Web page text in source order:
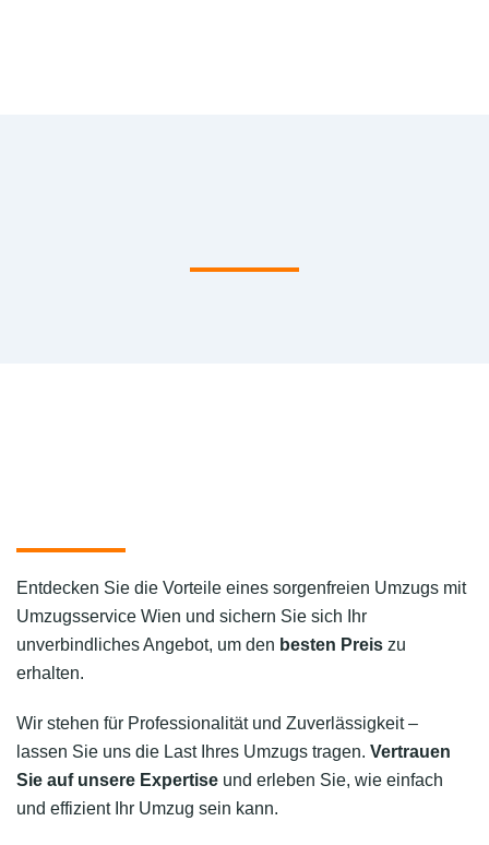
Entdecken Sie die Vorteile eines sorgenfreien Umzugs mit
Umzugsservice Wien und sichern Sie sich Ihr
unverbindliches Angebot, um den besten Preis zu
erhalten.
Wir stehen für Professionalität und Zuverlässigkeit –
lassen Sie uns die Last Ihres Umzugs tragen. Vertrauen
Sie auf unsere Expertise und erleben Sie, wie einfach
und effizient Ihr Umzug sein kann.